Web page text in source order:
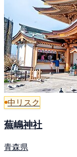
中リスク
蕪嶋神社
青森県